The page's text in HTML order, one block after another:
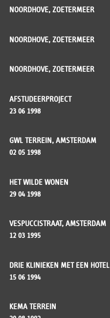
NOORDHOVE, ZOETERMEER
NOORDHOVE, ZOETERMEER
NOORDHOVE, ZOETERMEER
AFSTUDEERPROJECT
23 06 1998
GWL TERREIN, AMSTERDAM
02 05 1998
HET WILDE WONEN
29 04 1998
VESPUCCISTRAAT, AMSTERDAM
12 03 1995
DRIE KLINIEKEN MET EEN HOTEL
15 06 1994
KEMA TERREIN